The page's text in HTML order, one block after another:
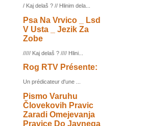
/ Kaj delaš ? // Hlinim dela...
Psa Na Vrvico _ Lsd
V Usta _ Jezik Za
Zobe
///// Kaj delaš ? //// Hlini...
Rog RTV Présente:
Un prédicateur d'une ...
Pismo Varuhu
Človekovih Pravic
Zaradi Omejevanja
Pravice Do Javnega